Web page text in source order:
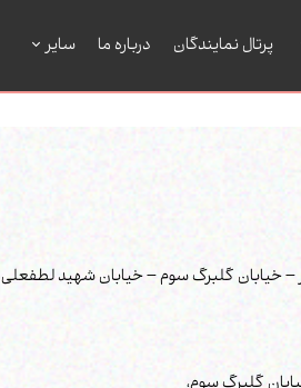
پرتال نمایندگان درباره ما سایر
خیابان گلبرگ سوم – خیابان شهید لطفعلی